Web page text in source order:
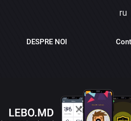
ru
DESPRE NOI